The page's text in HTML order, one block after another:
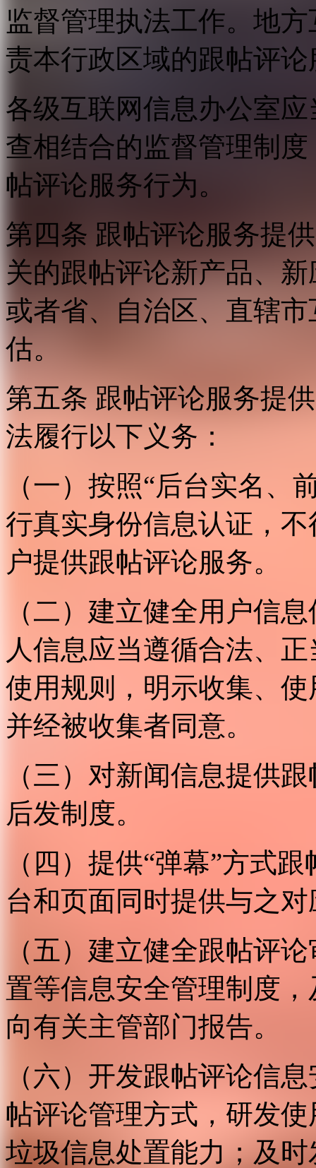
监督管理执法工作。地
责本行政区域的跟帖评
各级互联网信息办公室
查相结合的监督管理制
帖评论服务行为。
第四条 跟帖评论服务提
关的跟帖评论新产品、
或者省、自治区、直辖
估。
第五条 跟帖评论服务提
法履行以下义务：
（一）按照“后台实名、
行真实身份信息认证，
户提供跟帖评论服务。
（二）建立健全用户信
人信息应当遵循合法、
使用规则，明示收集、
并经被收集者同意。
（三）对新闻信息提供
后发制度。
（四）提供“弹幕”方式
台和页面同时提供与之
（五）建立健全跟帖评
置等信息安全管理制度
向有关主管部门报告。
（六）开发跟帖评论信
帖评论管理方式，研发
垃圾信息处置能力；及